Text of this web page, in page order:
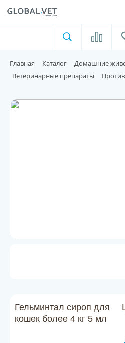
Для пищевой
Домашние животные
Контакты
Главная Каталог Домашние
Ветеринарные препараты
Гельминтал сироп для
кошек более 4 кг 5 мл